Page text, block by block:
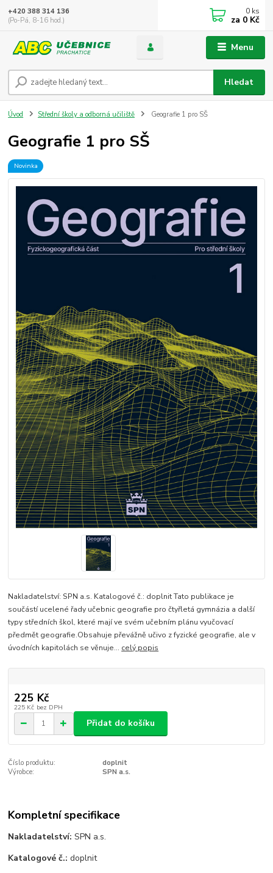
Menu
Hledat
+420 388 314 136
(Po-Pá, 8-16 hod.)
0 ks
za 0 Kč
Úvod Střední školy a odborná učiliště Geografie 1 pro SŠ
Geografie 1 pro SŠ
Novinka
Nakladatelství: SPN a.s. Katalogové č.: doplnit Tato publikace je
součástí ucelené řady učebnic geografie pro čtyřletá gymnázia a další
typy středních škol, které mají ve svém učebním plánu vyučovací
předmět geografie.Obsahuje převážně učivo z fyzické geografie, ale v
úvodních kapitolách se věnuje... celý popis
225 Kč
225 Kč bez DPH
Přidat do košíku
Číslo produktu:
doplnit
Výrobce:
SPN a.s.
Kompletní specifikace
Nakladatelství: SPN a.s.
Katalogové č.: doplnit